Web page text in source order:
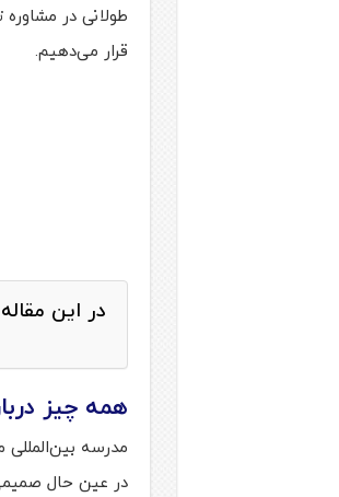
طولانی در
قرار می‌دهیم.
در این
همه چیز
مدرسه
در عین حال